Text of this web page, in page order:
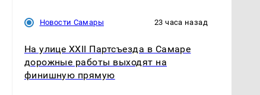
Новости Самары 23 часа назад
На улице XXII Партсъезда в Самаре
дорожные работы выходят на
финишную прямую